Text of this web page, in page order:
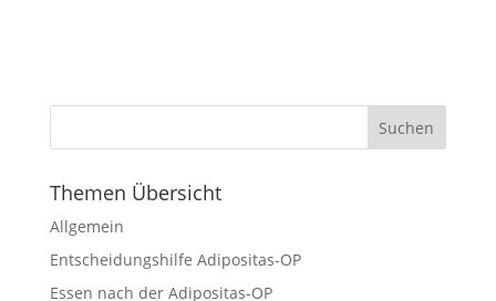
Themen Übersicht
Allgemein
Entscheidungshilfe Adipositas-OP
Essen nach der Adipositas-OP